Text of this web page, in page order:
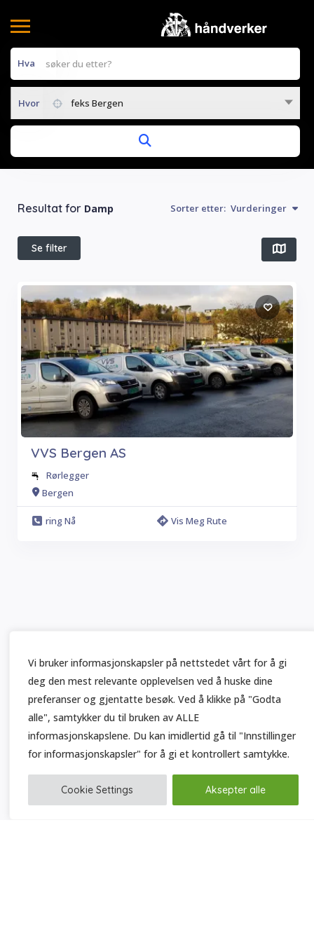
Vi bruker informasjonskapsler på nettstedet vårt for å gi
deg den mest relevante opplevelsen ved å huske dine
preferanser og gjentatte besøk. Ved å klikke på "Godta
alle", samtykker du til bruken av ALLE
informasjonskapslene. Du kan imidlertid gå til "Innstillinger
for informasjonskapsler" for å gi et kontrollert samtykke.
Cookie Settings Aksepter alle
Hva
Hvor feks Bergen
Resultat for Damp Sorter etter: Vurderinger
Se filter
VVS Bergen AS
Rørlegger
Bergen
ring Nå Vis Meg Rute